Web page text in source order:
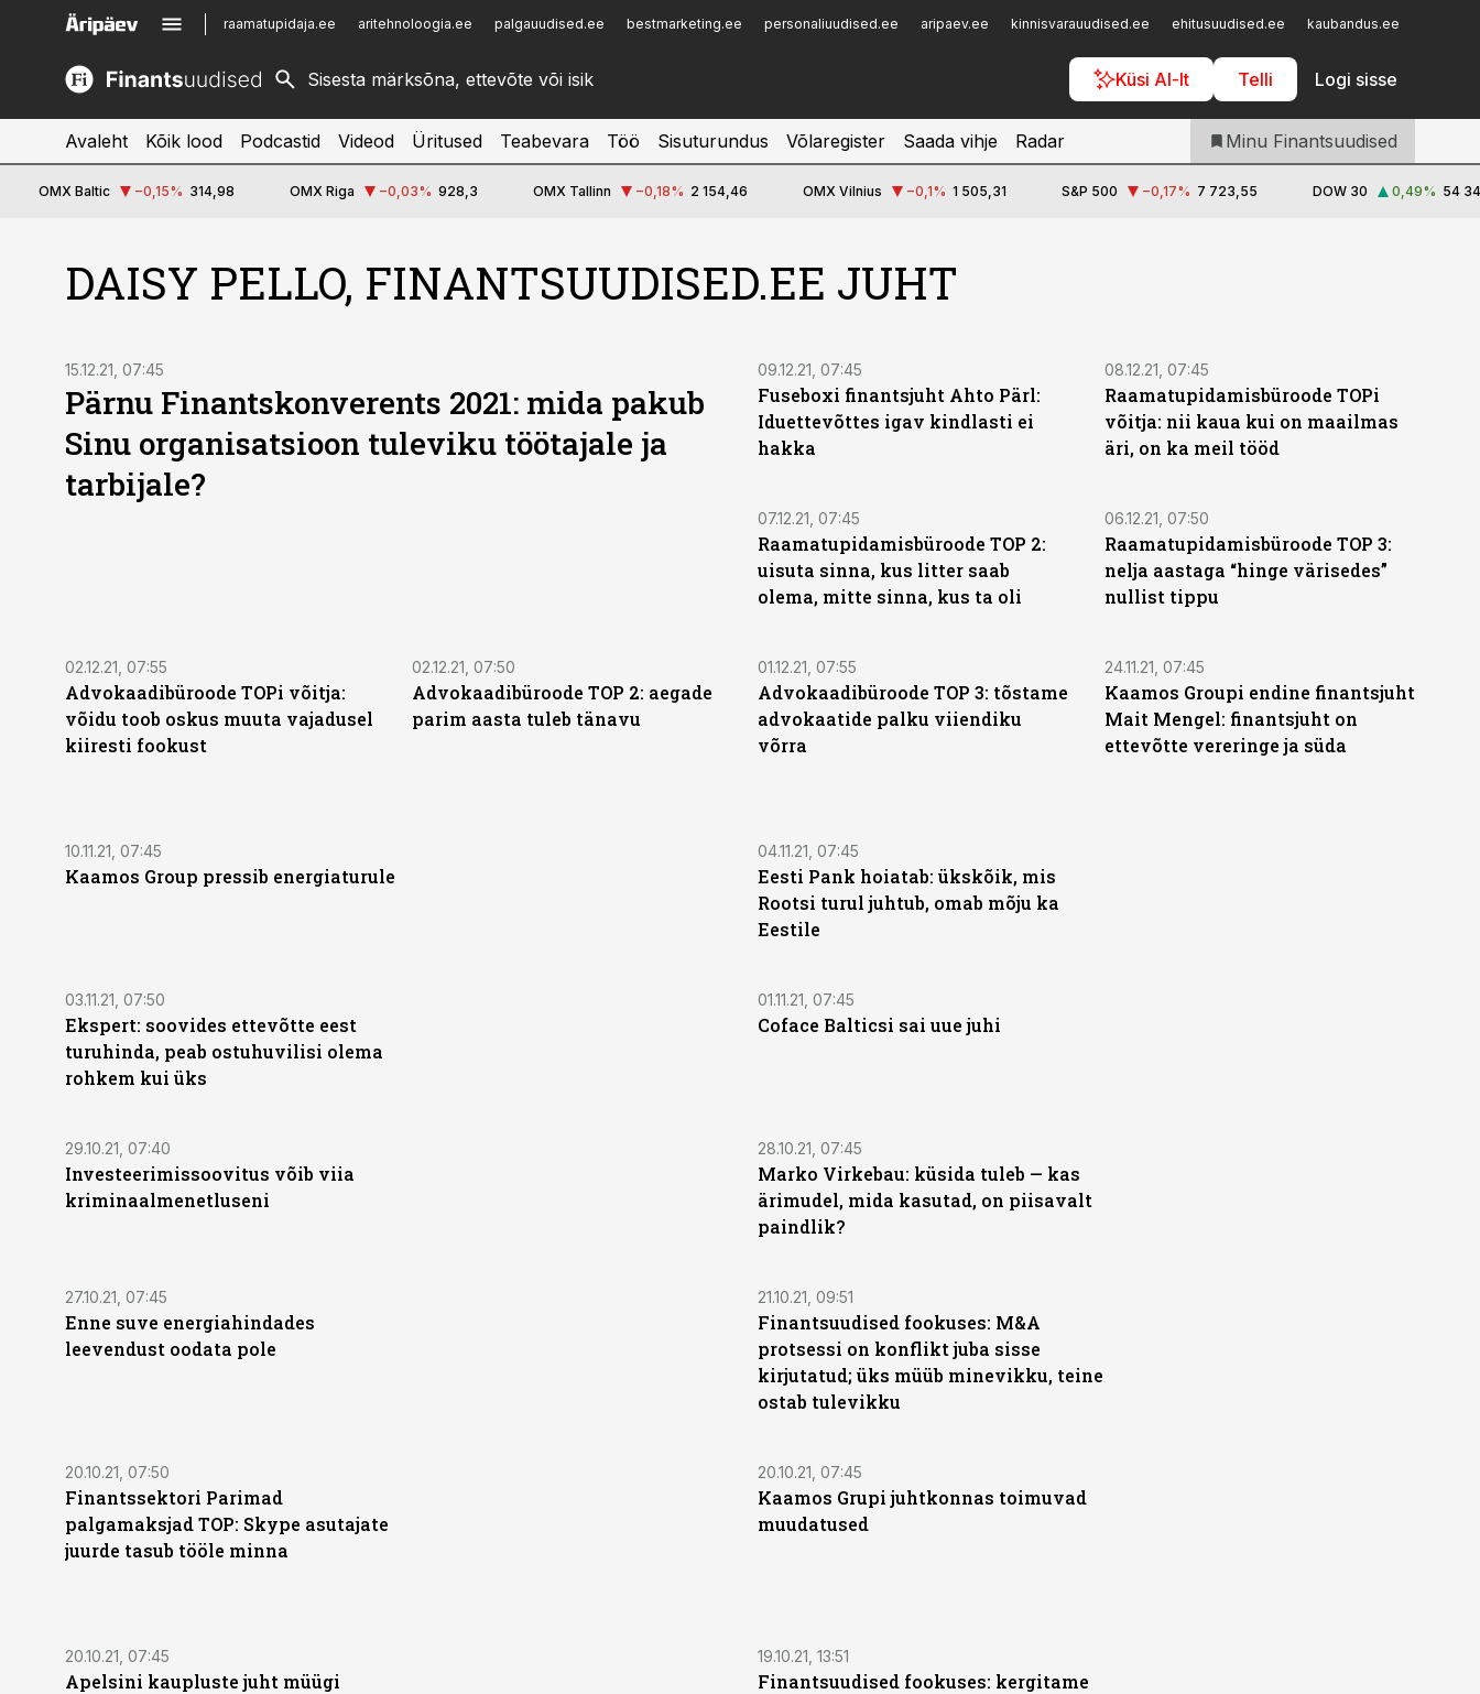
raamatupidaja.ee aritehnoloogia.ee palgauudised.ee bestmarketing.ee personaliuudised.ee aripaev.ee kinnisvarauudised.ee ehitusuudised.ee kaubandus.ee
Küsi AI-lt Telli Logi sisse
kinnisvarauudised.ee
logistikauudised.ee
imelineajalugu.ee
Infopank
Iseteenindus
Telli Finantsuudised
Avaleht Kõik lood Podcastid Videod Üritused Teabevara Töö Sisuturundus Võlaregister Saada vihje Radar Minu Finantsuudised
OMX Baltic −0,15% 314,98 OMX Riga −0,03% 928,3 OMX Tallinn −0,18% 2 154,46 OMX Vilnius −0,1% 1 505,31 S&P 500 −0,17% 7 723,55 DOW 30 0,49% 54
DAISY PELLO, FINANTSUUDISED.EE JUHT
15.12.21, 07:45
Pärnu Finantskonverents 2021: mida pakub
Sinu organisatsioon tuleviku töötajale ja
tarbijale?
09.12.21, 07:45
Fuseboxi finantsjuht Ahto Pärl:
Iduettevõttes igav kindlasti ei
hakka
08.12.21, 07:45
Raamatupidamisbüroode TOPi
võitja: nii kaua kui on maailmas
äri, on ka meil tööd
07.12.21, 07:45
Raamatupidamisbüroode TOP 2:
uisuta sinna, kus litter saab
olema, mitte sinna, kus ta oli
06.12.21, 07:50
Raamatupidamisbüroode TOP 3:
nelja aastaga “hinge värisedes”
nullist tippu
02.12.21, 07:55
Advokaadibüroode TOPi võitja:
võidu toob oskus muuta vajadusel
kiiresti fookust
02.12.21, 07:50
Advokaadibüroode TOP 2: aegade
parim aasta tuleb tänavu
01.12.21, 07:55
Advokaadibüroode TOP 3: tõstame
advokaatide palku viiendiku
võrra
24.11.21, 07:45
Kaamos Groupi endine finantsjuht
Mait Mengel: finantsjuht on
ettevõtte vereringe ja süda
10.11.21, 07:45
Kaamos Group pressib energiaturule
04.11.21, 07:45
Eesti Pank hoiatab: ükskõik, mis
Rootsi turul juhtub, omab mõju ka
Eestile
03.11.21, 07:50
Ekspert: soovides ettevõtte eest
turuhinda, peab ostuhuvilisi olema
rohkem kui üks
01.11.21, 07:45
Coface Balticsi sai uue juhi
29.10.21, 07:40
Investeerimissoovitus võib viia
kriminaalmenetluseni
28.10.21, 07:45
Marko Virkebau: küsida tuleb — kas
ärimudel, mida kasutad, on piisavalt
paindlik?
27.10.21, 07:45
Enne suve energiahindades
leevendust oodata pole
21.10.21, 09:51
Finantsuudised fookuses: M&A
protsessi on konflikt juba sisse
kirjutatud; üks müüb minevikku, teine
ostab tulevikku
20.10.21, 07:50
Finantssektori Parimad
palgamaksjad TOP: Skype asutajate
juurde tasub tööle minna
20.10.21, 07:45
Kaamos Grupi juhtkonnas toimuvad
muudatused
20.10.21, 07:45
Apelsini kaupluste juht müügi
19.10.21, 13:51
Finantsuudised fookuses: kergitame